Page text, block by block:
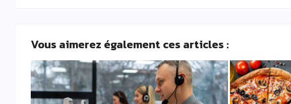
Vous aimerez également ces articles :